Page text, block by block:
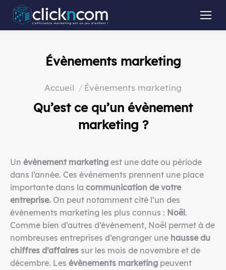
Évènements marketing
Vous êtes ici :
Accueil Évènements marketing
Qu’est ce qu’un évènement
marketing ?
Un évènement marketing est une date ou période
dans l’année. Ces évènements prennent une place
importante dans la communication de votre
entreprise. On peut notamment cité l’un des
évènements marketing les plus connus : Noël.
Comme bien d’autres d’évènement, Noël permet à de
nombreuses entreprises d’engranger une hausse du
chiffres d’affaires sur les mois de novembre et de
décembre. Les évènements marketing peuvent